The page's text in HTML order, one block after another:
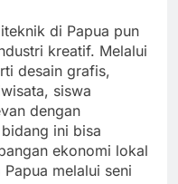
di Papua pun
kreatif. Melalui
desain grafis,
siswa
dengan
ini bisa
ekonomi lokal
melalui seni